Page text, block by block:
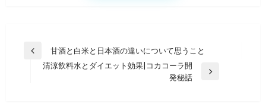
投
甘酒と白米と日本酒の違いについて思うこと
清涼飲料水とダイエット効果|コカコーラ開
発秘話